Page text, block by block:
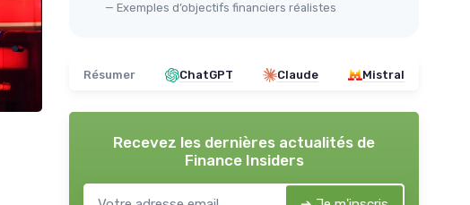
— Exemples d’objectifs financiers réalistes
Résumer ChatGPT Claude Mistral
Recevez les dernières actualités de
Finance Insiders